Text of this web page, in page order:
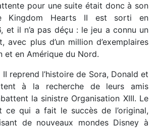
pour une suite était donc à son
Kingdom Hearts II est sorti en
et il n’a pas déçu : le jeu a connu un
avec plus d’un million d’exemplaires
et en Amérique du Nord.
reprend l’histoire de Sora, Donald et
à la recherche de leurs amis
la sinistre Organisation XIII. Le
ce qui a fait le succès de l’original,
de nouveaux mondes Disney à